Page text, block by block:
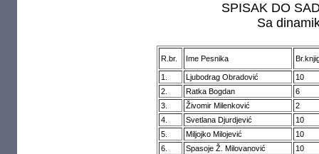
SPISAK DO
Sa
R.br. Ime Pesnika
1. Ljubodrag Obradović
10
2.
Ratka Bogdan
6
3.
Živomir Milenković
2
4.
Svetlana Djurdjević
10
5.
Miljojko Milojević
10
6.
Spasoje Ž. Milovanović
10